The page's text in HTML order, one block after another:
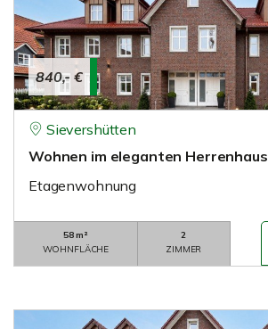
840,- €
Sievershütten
Wohnen im eleganten Herrenhaus
Etagenwohnung
58 m²
WOHNFLÄCHE
2
ZIMMER